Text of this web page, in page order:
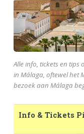
Alle info, tickets en tips
in Málaga, oftewel het
bezoek aan Málaga
Info & Tickets